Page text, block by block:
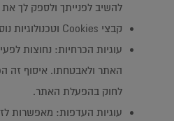
להשיב לפנייתך ולספק לך
קבצי Cookies וטכנולוגיות נוספות:
עוגיות הכרחיות: נחוצות
האתר ולאבטחתו. איסוף זה
לחוק בהפעלת האתר.
עוגיות העדפות: מאפשרות